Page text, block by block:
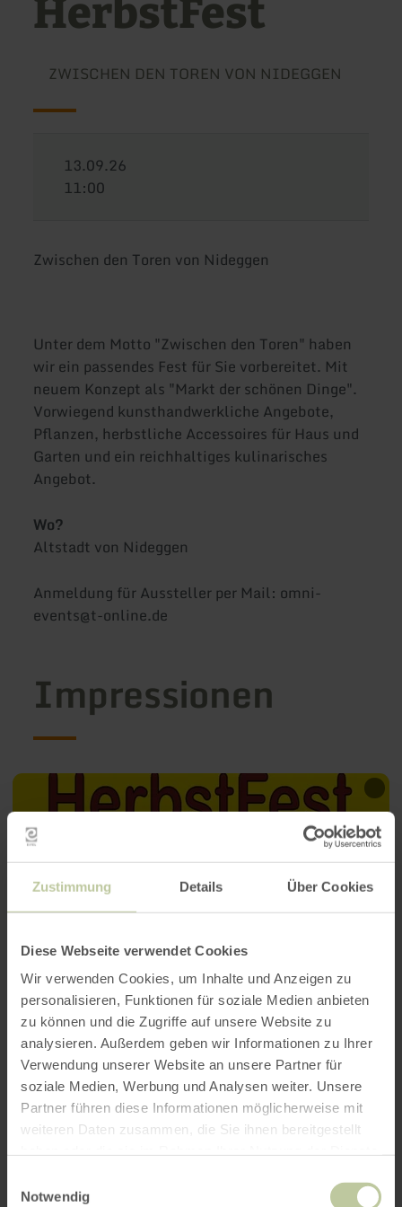
Zustimmung Details Über Cookies
Diese Webseite verwendet Cookies
Wir verwenden Cookies, um Inhalte und Anzeigen zu
personalisieren, Funktionen für soziale Medien anbieten
zu können und die Zugriffe auf unsere Website zu
analysieren. Außerdem geben wir Informationen zu Ihrer
Verwendung unserer Website an unsere Partner für
soziale Medien, Werbung und Analysen weiter. Unsere
Partner führen diese Informationen möglicherweise mit
weiteren Daten zusammen, die Sie ihnen bereitgestellt
Notwendig
HerbstFest
ZWISCHEN DEN TOREN VON NIDEGGEN
13.09.26
11:00
Zwischen den Toren von Nideggen
Unter dem Motto "Zwischen den Toren" haben
wir ein passendes Fest für Sie vorbereitet. Mit
neuem Konzept als "Markt der schönen Dinge".
Vorwiegend kunsthandwerkliche Angebote,
Pflanzen, herbstliche Accessoires für Haus und
Garten und ein reichhaltiges kulinarisches
Angebot.
Wo?
Altstadt von Nideggen
Anmeldung für Aussteller per Mail: omni-
events@t-online.de
Impressionen